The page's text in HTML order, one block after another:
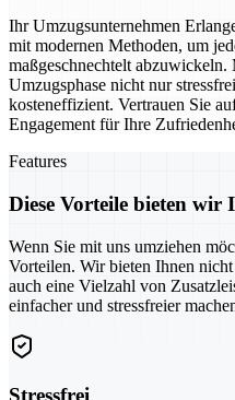
Ihr Umzugsunternehmen
mit modernen Methoden, um
maßgeschnechtelt
Umzugsphase nicht nur
kosteneffizient. Vertrauen Sie
Engagement für Ihre
Features
Diese Vorteile bieten wir
Wenn Sie mit uns umziehen
Vorteilen. Wir bieten Ihnen
auch eine Vielzahl von
einfacher und stressfreier
Stressfrei